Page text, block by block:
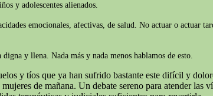
y adolescentes alienados.
emocionales, afectivas, de salud. No actuar o actuar
y llena. Nada más y nada menos hablamos de esto.
y tíos que ya han sufrido bastante este difícil y
de mañana. Un debate sereno para atender las